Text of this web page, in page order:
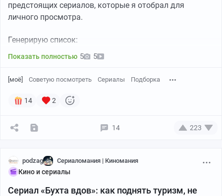
предстоящих сериалов, которые я отобрал для
личного просмотра.
Генерирую список:
Показать полностью 5 5
[моё] Советую посмотреть Сериалы Подборка
14 2
14 223
podzag Сериаломания | Киномания
Кино и сериалы
Сериал «Бухта вдов»: как поднять туризм, не